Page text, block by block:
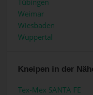
Weimar
Wiesbaden
Wuppertal
Kneipen in der
Tex-Mex SANTA FE